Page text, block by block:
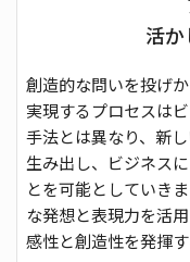
活
創造的な問いを投げ
実現するプロセスは
手法とは異なり、新
生み出し、ビジネス
とを可能としていき
な発想と表現力を活
感性と創造性を発揮